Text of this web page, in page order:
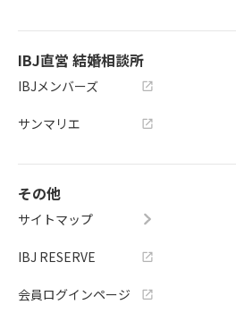
IBJ直営 結婚相談所
IBJメンバーズ
サンマリエ
その他
サイトマップ
IBJ RESERVE
会員ログインページ